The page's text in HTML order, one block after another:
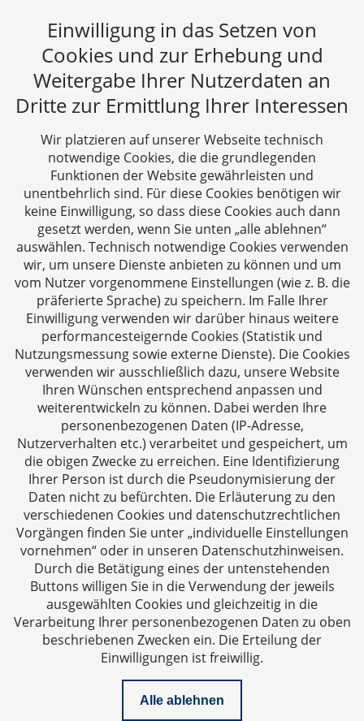
Fax: +49 241 94621-111
E-Mail:
kanzlei@dhk-law.com
Über uns
DH&K ist Ihre erfahrene Wirtschaftskanzlei aus
Aachen. Wir denken unternehmerisch und
verstehen uns als Full-Service-Dienstleister. Rechts-
und Steuerberatung auf höchstem Niveau in einer
persönlichen Beratungs- und Arbeitsatmosphäre
sind die Zielsetzungen unserer täglichen Arbeit.
Folgen Sie uns auf
Das europäische Kanzlei-Netzwerk
Impressum
Datenschutzerklärung
Einwilligung in das Setzen von
Cookies und zur Erhebung und
Weitergabe Ihrer Nutzerdaten an
Dritte zur Ermittlung Ihrer Interessen
Wir platzieren auf unserer Webseite technisch
notwendige Cookies, die die grundlegenden
Funktionen der Website gewährleisten und
unentbehrlich sind. Für diese Cookies benötigen wir
keine Einwilligung, so dass diese Cookies auch dann
gesetzt werden, wenn Sie unten „alle ablehnen“
auswählen. Technisch notwendige Cookies verwenden
wir, um unsere Dienste anbieten zu können und um
vom Nutzer vorgenommene Einstellungen (wie z. B. die
präferierte Sprache) zu speichern. Im Falle Ihrer
Einwilligung verwenden wir darüber hinaus weitere
performancesteigernde Cookies (Statistik und
Nutzungsmessung sowie externe Dienste). Die Cookies
verwenden wir ausschließlich dazu, unsere Website
Ihren Wünschen entsprechend anpassen und
weiterentwickeln zu können. Dabei werden Ihre
personenbezogenen Daten (IP-Adresse,
Nutzerverhalten etc.) verarbeitet und gespeichert, um
die obigen Zwecke zu erreichen. Eine Identifizierung
Ihrer Person ist durch die Pseudonymisierung der
Daten nicht zu befürchten. Die Erläuterung zu den
verschiedenen Cookies und datenschutzrechtlichen
Vorgängen finden Sie unter „individuelle Einstellungen
vornehmen“ oder in unseren Datenschutzhinweisen.
Durch die Betätigung eines der untenstehenden
Buttons willigen Sie in die Verwendung der jeweils
ausgewählten Cookies und gleichzeitig in die
Verarbeitung Ihrer personenbezogenen Daten zu oben
beschriebenen Zwecken ein. Die Erteilung der
Einwilligungen ist freiwillig.
Alle ablehnen